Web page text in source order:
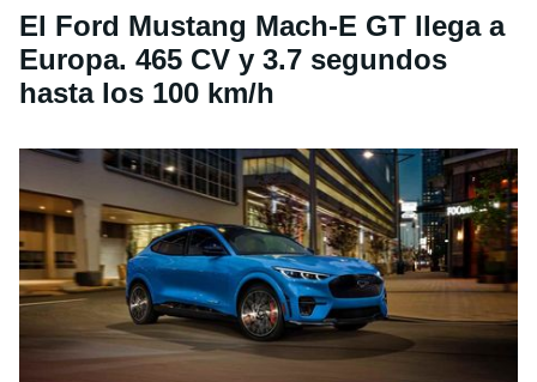
El Ford Mustang Mach-E GT llega a
Europa. 465 CV y 3.7 segundos
hasta los 100 km/h